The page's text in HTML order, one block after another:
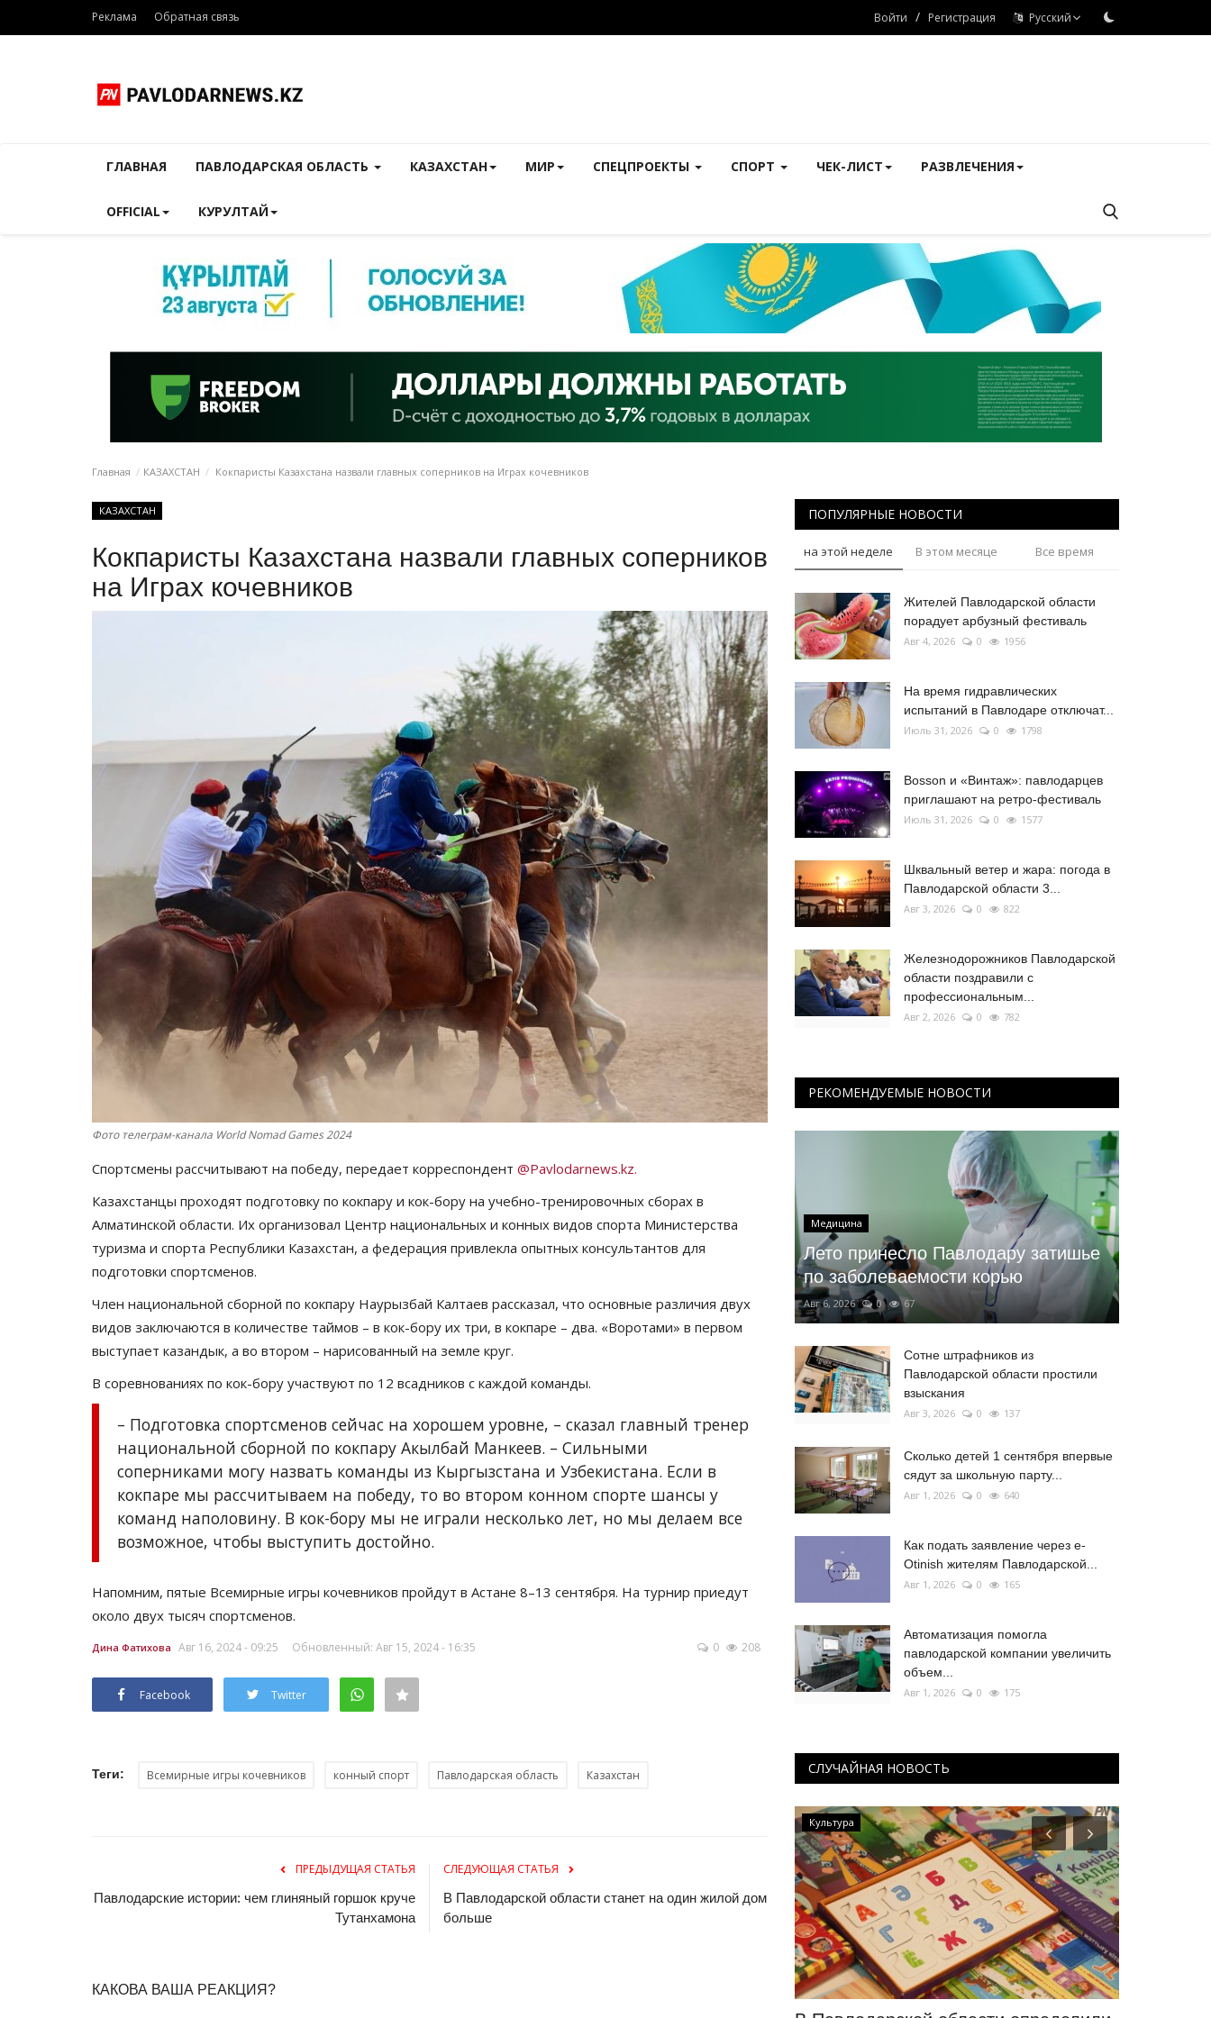
Реклама Обратная связь Войти / Регистрация Русский
ГЛАВНАЯ ПАВЛОДАРСКАЯ ОБЛАСТЬ КАЗАХСТАН МИР СПЕЦПРОЕКТЫ СПОРТ ЧЕК-ЛИСТ РАЗВЛЕЧЕНИЯ
OFFICIAL КУРУЛТАЙ
Главная КАЗАХСТАН Кокпаристы Казахстана назвали главных соперников на Играх кочевников
КАЗАХСТАН
Кокпаристы Казахстана назвали главных соперников
на Играх кочевников
Фото телеграм-канала World Nomad Games 2024
Спортсмены рассчитывают на победу, передает корреспондент @Pavlodarnews.kz.
Казахстанцы проходят подготовку по кокпару и кок-бору на учебно-тренировочных сборах в
Алматинской области. Их организовал Центр национальных и конных видов спорта Министерства
туризма и спорта Республики Казахстан, а федерация привлекла опытных консультантов для
подготовки спортсменов.
Член национальной сборной по кокпару Наурызбай Калтаев рассказал, что основные различия двух
видов заключаются в количестве таймов – в кок-бору их три, в кокпаре – два. «Воротами» в первом
выступает казандык, а во втором – нарисованный на земле круг.
В соревнованиях по кок-бору участвуют по 12 всадников с каждой команды.
– Подготовка спортсменов сейчас на хорошем уровне, – сказал главный тренер
национальной сборной по кокпару Акылбай Манкеев. – Сильными
соперниками могу назвать команды из Кыргызстана и Узбекистана. Если в
кокпаре мы рассчитываем на победу, то во втором конном спорте шансы у
команд наполовину. В кок-бору мы не играли несколько лет, но мы делаем все
возможное, чтобы выступить достойно.
Напомним, пятые Всемирные игры кочевников пройдут в Астане 8–13 сентября. На турнир приедут
около двух тысяч спортсменов.
Дина Фатихова Авг 16, 2024 - 09:25 Обновленный: Авг 15, 2024 - 16:35 0 208
Facebook Twitter
Теги: Всемирные игры кочевников конный спорт Павлодарская область Казахстан
ПРЕДЫДУЩАЯ СТАТЬЯ
Павлодарские истории: чем глиняный горшок круче
Тутанхамона
СЛЕДУЮЩАЯ СТАТЬЯ
В Павлодарской области станет на один жилой дом
больше
КАКОВА ВАША РЕАКЦИЯ?
ПОПУЛЯРНЫЕ НОВОСТИ
на этой неделе В этом месяце Все время
Жителей Павлодарской области
порадует арбузный фестиваль
Авг 4, 2026 0 1956
На время гидравлических
испытаний в Павлодаре отключат...
Июль 31, 2026 0 1798
Bosson и «Винтаж»: павлодарцев
приглашают на ретро-фестиваль
Июль 31, 2026 0 1577
Шквальный ветер и жара: погода в
Павлодарской области 3...
Авг 3, 2026 0 822
Железнодорожников Павлодарской
области поздравили с
профессиональным...
Авг 2, 2026 0 782
РЕКОМЕНДУЕМЫЕ НОВОСТИ
Медицина
Лето принесло Павлодару затишье
по заболеваемости корью
Авг 6, 2026 0 67
Сотне штрафников из
Павлодарской области простили
взыскания
Авг 3, 2026 0 137
Сколько детей 1 сентября впервые
сядут за школьную парту...
Авг 1, 2026 0 640
Как подать заявление через e-
Otinish жителям Павлодарской...
Авг 1, 2026 0 165
Автоматизация помогла
павлодарской компании увеличить
объем...
Авг 1, 2026 0 175
СЛУЧАЙНАЯ НОВОСТЬ
Культура